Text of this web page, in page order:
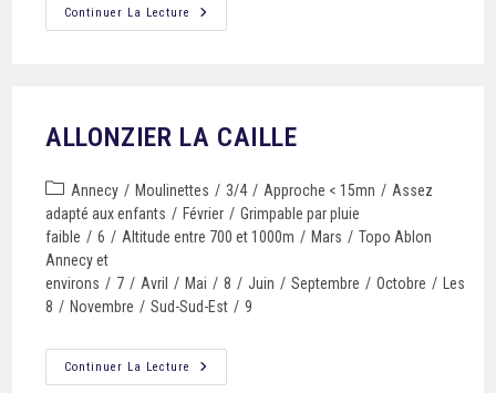
Continuer La Lecture
ALLONZIER LA CAILLE
Annecy / Moulinettes / 3/4 / Approche < 15mn / Assez
adapté aux enfants / Février / Grimpable par pluie
faible / 6 / Altitude entre 700 et 1000m / Mars / Topo Ablon
Annecy et
environs / 7 / Avril / Mai / 8 / Juin / Septembre / Octobre /
Les
8 / Novembre / Sud-Sud-Est / 9
Continuer La Lecture